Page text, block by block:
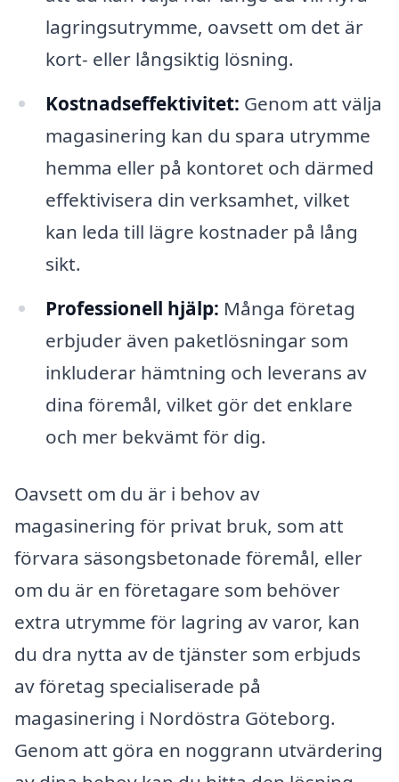
lagringsutrymme, oavsett om det är
kort- eller långsiktig lösning.
Kostnadseffektivitet: Genom att välja
magasinering kan du spara utrymme
hemma eller på kontoret och därmed
effektivisera din verksamhet, vilket
kan leda till lägre kostnader på lång
sikt.
Professionell hjälp: Många företag
erbjuder även paketlösningar som
inkluderar hämtning och leverans av
dina föremål, vilket gör det enklare
och mer bekvämt för dig.
Oavsett om du är i behov av
magasinering för privat bruk, som att
förvara säsongsbetonade föremål, eller
om du är en företagare som behöver
extra utrymme för lagring av varor, kan
du dra nytta av de tjänster som erbjuds
av företag specialiserade på
magasinering i Nordöstra Göteborg.
Genom att göra en noggrann utvärdering